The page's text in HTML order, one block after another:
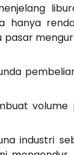
hanya
industri